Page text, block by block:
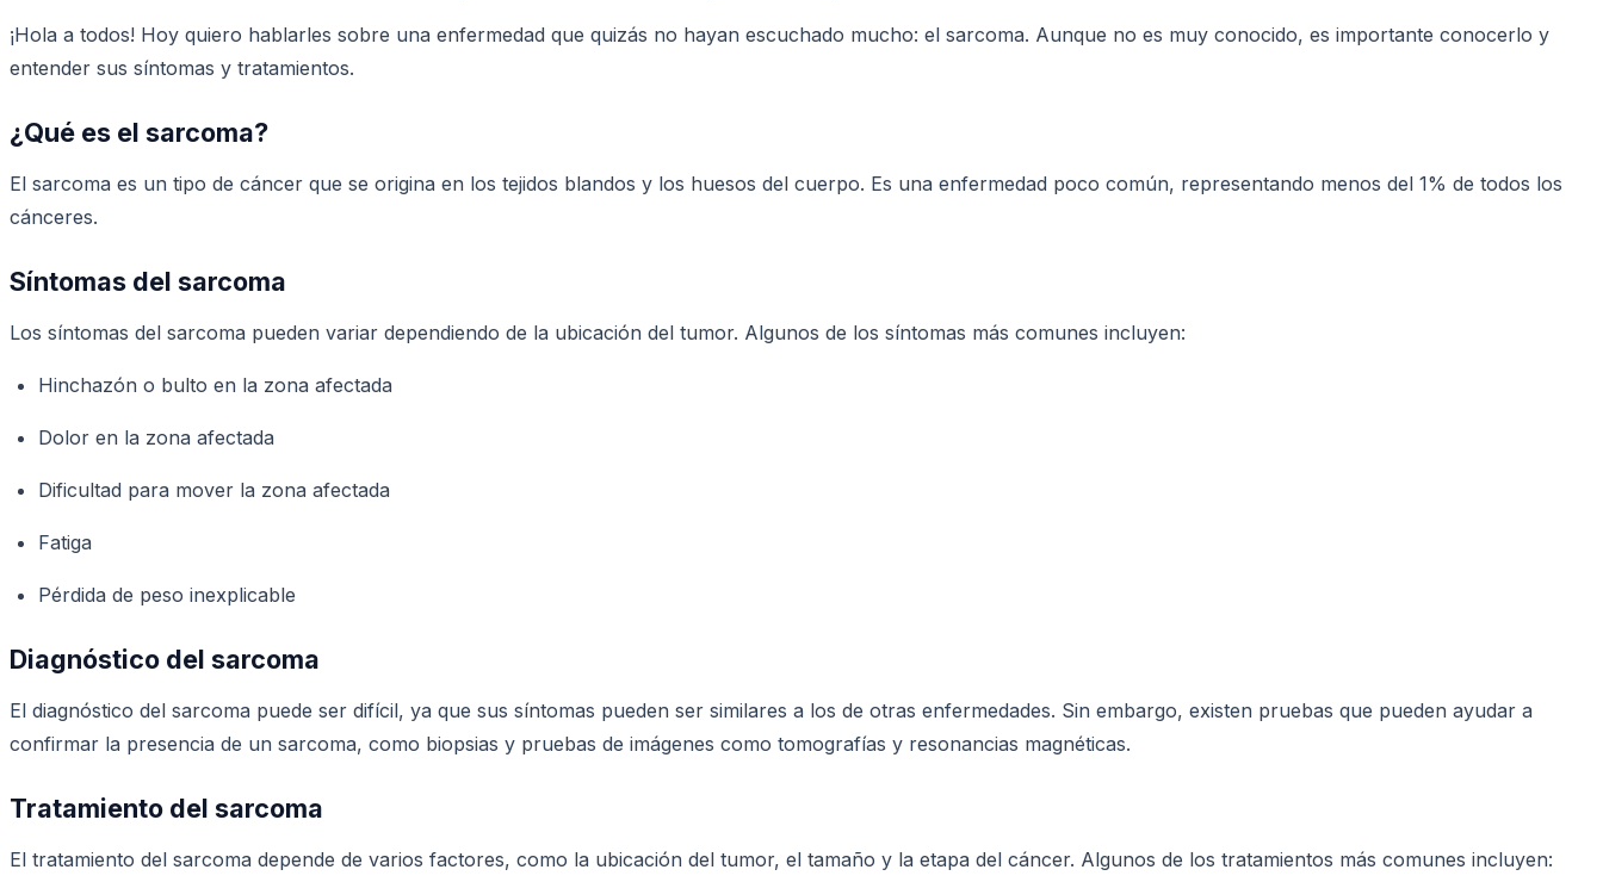
¡Hola a todos! Hoy quiero hablarles sobre una enfermedad que quizás no hayan escuchado mucho: el sarcoma. Aunque no es muy conocido, es importante conocerlo y
entender sus síntomas y tratamientos.
¿Qué es el sarcoma?
El sarcoma es un tipo de cáncer que se origina en los tejidos blandos y los huesos del cuerpo. Es una enfermedad poco común, representando menos del 1% de todos los
cánceres.
Síntomas del sarcoma
Los síntomas del sarcoma pueden variar dependiendo de la ubicación del tumor. Algunos de los síntomas más comunes incluyen:
Hinchazón o bulto en la zona afectada
Dolor en la zona afectada
Dificultad para mover la zona afectada
Fatiga
Pérdida de peso inexplicable
Diagnóstico del sarcoma
El diagnóstico del sarcoma puede ser difícil, ya que sus síntomas pueden ser similares a los de otras enfermedades. Sin embargo, existen pruebas que pueden ayudar a
confirmar la presencia de un sarcoma, como biopsias y pruebas de imágenes como tomografías y resonancias magnéticas.
Tratamiento del sarcoma
El tratamiento del sarcoma depende de varios factores, como la ubicación del tumor, el tamaño y la etapa del cáncer. Algunos de los tratamientos más comunes incluyen: